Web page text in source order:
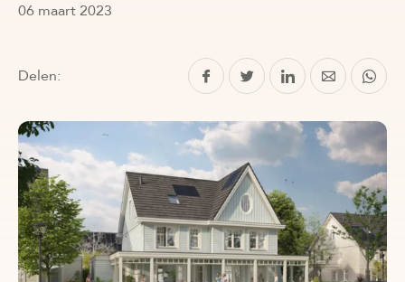
06 maart 2023
Delen: